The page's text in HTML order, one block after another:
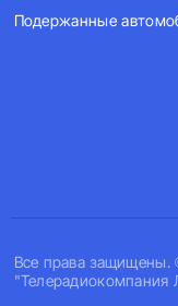
Все права
"Телерадиокомпания
Подержанные